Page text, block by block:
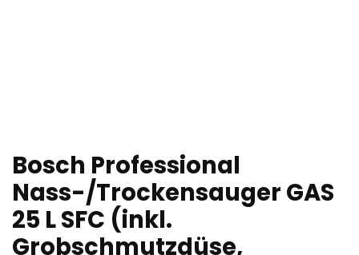
Bosch Professional
Nass-/Trockensauger GAS
25 L SFC (inkl.
Grobschmutzdüse,